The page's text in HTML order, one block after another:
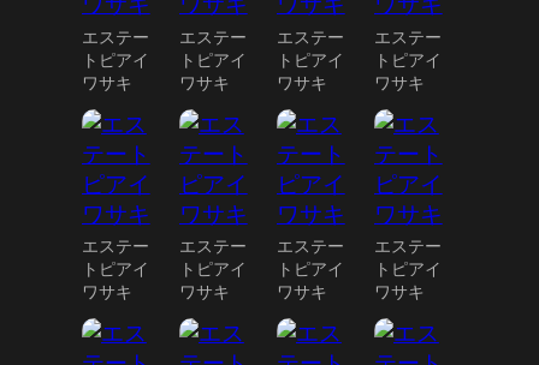
エステー
トピアイ
ワサキ
エステー
トピアイ
ワサキ
エステー
トピアイ
ワサキ
エステー
トピアイ
ワサキ
エステー
トピアイ
ワサキ
エステー
トピアイ
ワサキ
エステー
トピアイ
ワサキ
エステー
トピアイ
ワサキ